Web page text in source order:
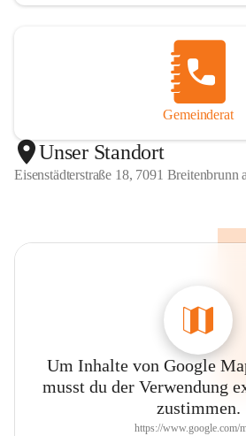
Gemeinderat
Unser Standort
Eisenstädterstraße 18, 7091
Um Inhalte von Google
musst du der Verwendung
zustimmen.
https://www.google.com/